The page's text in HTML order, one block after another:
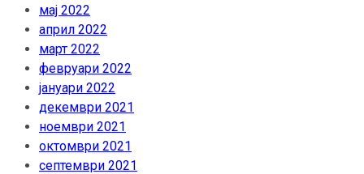
мај 2022
април 2022
март 2022
февруари 2022
јануари 2022
декември 2021
ноември 2021
октомври 2021
септември 2021